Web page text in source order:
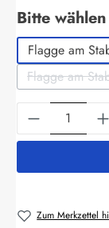
Bitte
Flagge am
Flagge am
Produkt
Zum Merkzettel